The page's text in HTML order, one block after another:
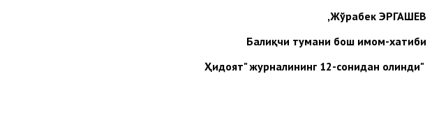
Жўрабек ЭРГАШЕВ,
Балиқчи тумани бош имом-хатиби
"Ҳидоят" журналининг 12-сонидан олинди